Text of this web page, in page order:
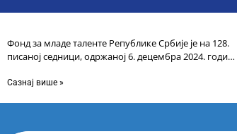
Фонд за младе таленте Републике Србије је на 128.
писаној седници, одржаној 6. децембра 2024. године,
Сазнај више »